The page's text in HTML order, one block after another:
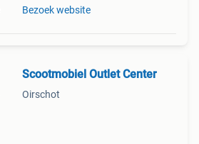
Bezoek website
Scootmobiel Outlet Center
Oirschot